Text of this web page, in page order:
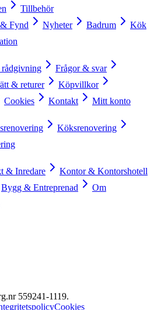
Tillbehör
Fynd Nyheter Badrum
Kök
Frågor & svar
& returer
Köpvillkor
Cookies Kontakt
Mitt konto
Köksrenovering
& Inredare
Kontor & Kontorshotell
Bygg & Entreprenad
Om
559241‑1119.
Cookies